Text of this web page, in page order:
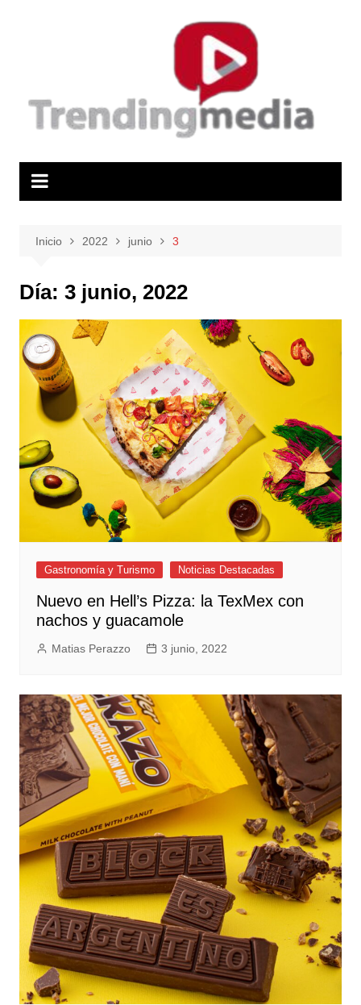
Inicio 2022 junio 3
Día: 3 junio, 2022
Gastronomía y Turismo Noticias Destacadas
Nuevo en Hell’s Pizza: la TexMex con
nachos y guacamole
Matias Perazzo 3 junio, 2022